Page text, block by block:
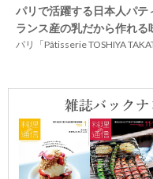
パリで活躍する日本人パテ
ランス産の乳だから作れる
パリ「Pâtisserie TOSHIYA